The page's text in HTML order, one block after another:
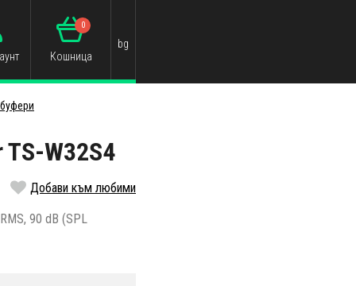
Кошница
0
bg
W32S4
Добави към любими
90 dB (SPL